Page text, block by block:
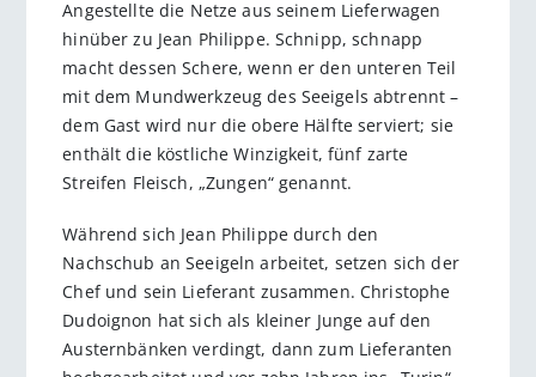
Angestellte die Netze aus seinem Lieferwagen
hinüber zu Jean Philippe. Schnipp, schnapp
macht dessen Schere, wenn er den unteren Teil
mit dem Mundwerkzeug des Seeigels abtrennt –
dem Gast wird nur die obere Hälfte serviert; sie
enthält die köstliche Winzigkeit, fünf zarte
Streifen Fleisch, „Zungen“ genannt.
Während sich Jean Philippe durch den
Nachschub an Seeigeln arbeitet, setzen sich der
Chef und sein Lieferant zusammen. Christophe
Dudoignon hat sich als kleiner Junge auf den
Austernbänken verdingt, dann zum Lieferanten